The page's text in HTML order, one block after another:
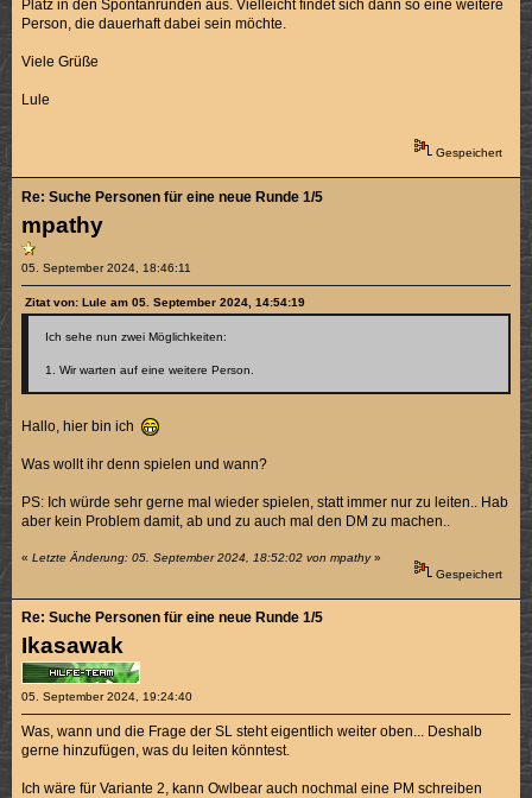
Platz in den Spontanrunden aus. Vielleicht findet sich dann so eine weitere
Person, die dauerhaft dabei sein möchte.
Viele Grüße
Lule
Gespeichert
mpathy
05. September 2024, 18:46:11
Re: Suche Personen für eine neue Runde 1/5
Zitat von: Lule am 05. September 2024, 14:54:19
Ich sehe nun zwei Möglichkeiten:
1. Wir warten auf eine weitere Person.
Hallo, hier bin ich
Was wollt ihr denn spielen und wann?
PS: Ich würde sehr gerne mal wieder spielen, statt immer nur zu leiten.. Hab
aber kein Problem damit, ab und zu auch mal den DM zu machen..
«Letzte Änderung: 05. September 2024, 18:52:02 von mpathy»
Gespeichert
Ikasawak
05. September 2024, 19:24:40
Re: Suche Personen für eine neue Runde 1/5
Was, wann und die Frage der SL steht eigentlich weiter oben... Deshalb
gerne hinzufügen, was du leiten könntest.
Ich wäre für Variante 2, kann Owlbear auch nochmal eine PM schreiben